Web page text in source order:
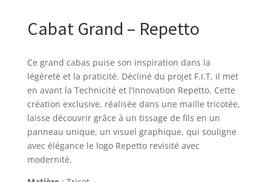
Cabat Grand – Repetto
Ce grand cabas puise son inspiration dans la
légèreté et la praticité. Décliné du projet F.I.T, il met
en avant la Technicité et l’Innovation Repetto. Cette
création exclusive, réalisée dans une maille tricotée,
laisse découvrir grâce à un tissage de fils en un
panneau unique, un visuel graphique, qui souligne
avec élégance le logo Repetto revisité avec
modernité.